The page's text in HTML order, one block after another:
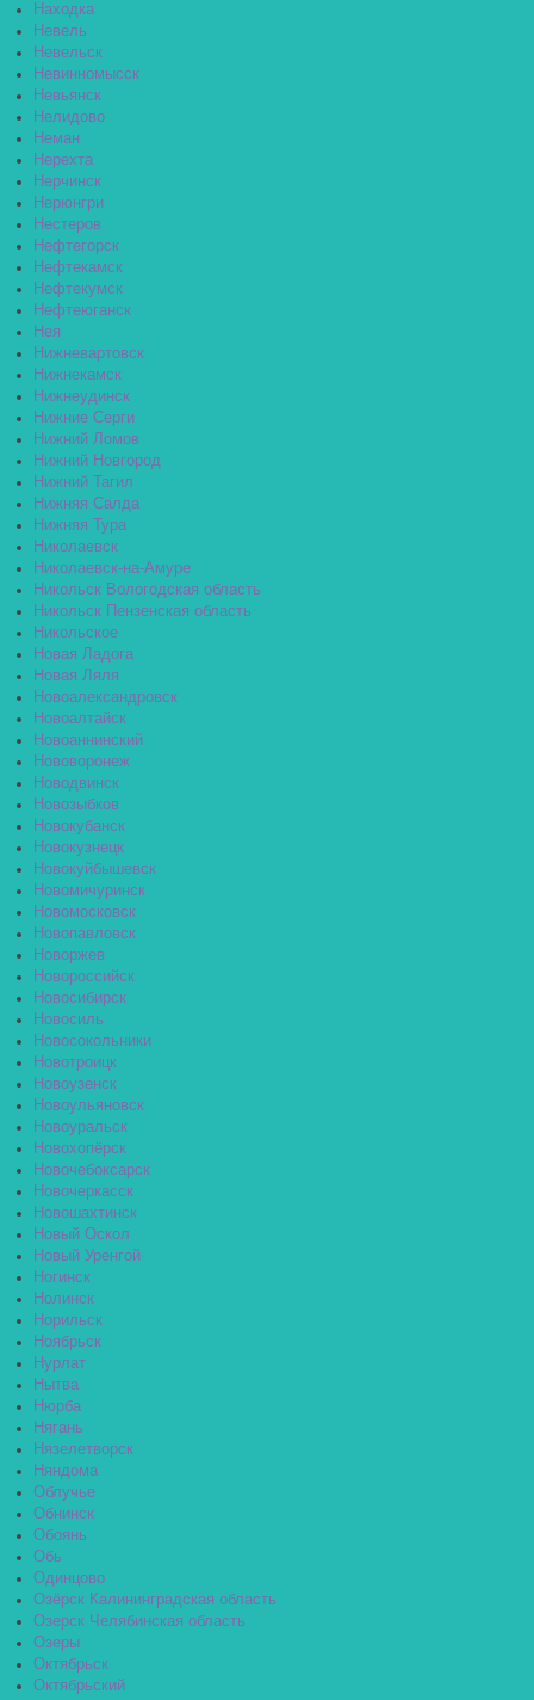
Находка
Невель
Невельск
Невинномысск
Невьянск
Нелидово
Неман
Нерехта
Нерчинск
Нерюнгри
Нестеров
Нефтегорск
Нефтекамск
Нефтекумск
Нефтеюганск
Нея
Нижневартовск
Нижнекамск
Нижнеудинск
Нижние Серги
Нижний Ломов
Нижний Новгород
Нижний Тагил
Нижняя Салда
Нижняя Тура
Николаевск
Николаевск-на-Амуре
Никольск Вологодская область
Никольск Пензенская область
Никольское
Новая Ладога
Новая Ляля
Новоалександровск
Новоалтайск
Новоаннинский
Нововоронеж
Новодвинск
Новозыбков
Новокубанск
Новокузнецк
Новокуйбышевск
Новомичуринск
Новомосковск
Новопавловск
Новоржев
Новороссийск
Новосибирск
Новосиль
Новосокольники
Новотроицк
Новоузенск
Новоульяновск
Новоуральск
Новохопёрск
Новочебоксарск
Новочеркасск
Новошахтинск
Новый Оскол
Новый Уренгой
Ногинск
Нолинск
Норильск
Ноябрьск
Нурлат
Нытва
Нюрба
Нягань
Нязелетворск
Няндома
Облучье
Обнинск
Обоянь
Обь
Одинцово
Озёрск Калининградская область
Озерск Челябинская область
Озеры
Октябрьск
Октябрьский